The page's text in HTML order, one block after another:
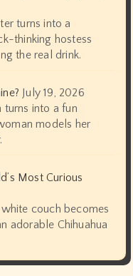
turns into a
thinking hostess
the real drink.
July 19, 2026
turns into a fun
models her
Most Curious
couch becomes
adorable Chihuahua